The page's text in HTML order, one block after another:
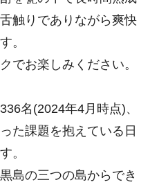
触りでありながら爽快
。
でお楽しみください。
名(2024年4月時点)、
た課題を抱えている日
。
島の三つの島からでき